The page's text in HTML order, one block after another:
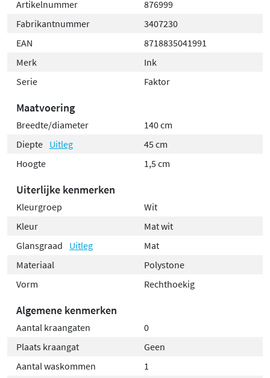
Artikelnummer
876999
Fabrikantnummer
3407230
EAN
8718835041991
Merk
Ink
Serie
Faktor
Maatvoering
Breedte/diameter
140 cm
Diepte Uitleg
45 cm
Hoogte
1,5 cm
Uiterlijke kenmerken
Kleurgroep
Wit
Kleur
Mat wit
Glansgraad
Uitleg
Mat
Materiaal
Polystone
Vorm
Rechthoekig
Algemene kenmerken
Aantal kraangaten
0
Plaats kraangat
Geen
Aantal waskommen
1